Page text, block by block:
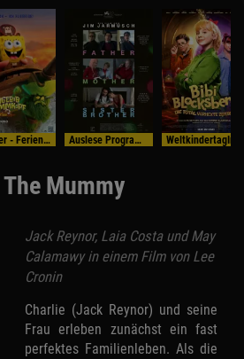
Sommer - Ferien - Programm Auslese Programm
Mummy
Jack Reynor, Laia Costa und May
Calamawy in einem Film von Lee
Cronin
Charlie (Jack Reynor) und seine
Frau erleben zunächst ein fast
perfektes Familienleben. Als die